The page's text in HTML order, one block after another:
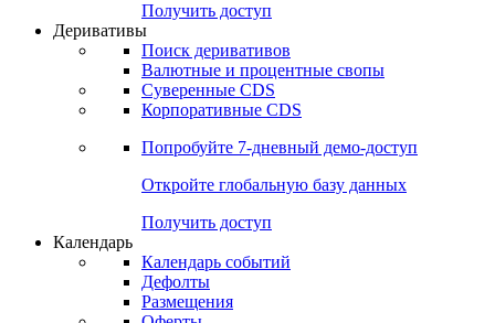
Получить доступ
Деривативы
Поиск деривативов
Валютные и процентные свопы
Суверенные CDS
Корпоративные CDS
Попробуйте 7-дневный демо-доступ
Откройте глобальную базу данных
Получить доступ
Календарь
Календарь событий
Дефолты
Размещения